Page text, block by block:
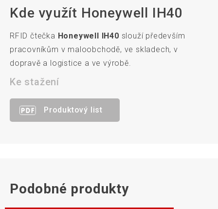
Kde využít Honeywell IH40
RFID čtečka Honeywell IH40 slouží především
pracovníkům v maloobchodě, ve skladech, v
dopravě a logistice a ve výrobě.
Ke stažení
Produktový list
Podobné produkty